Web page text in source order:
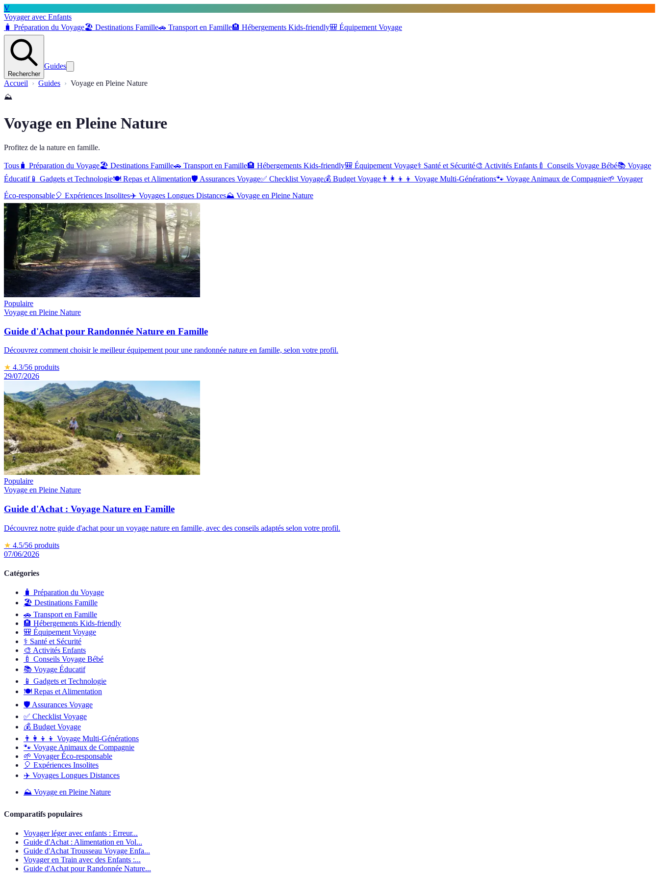
V
Voyager avec Enfants
🧳 Préparation du Voyage🏖️ Destinations Famille🚗 Transport en Famille🏨 Hébergements Kids-friendly🎒 Équipement Voyage
Rechercher
Guides
Accueil Guides
Voyage en Pleine Nature
⛰️
Voyage en Pleine Nature
Profitez de la nature en famille.
Tous 🧳 Préparation du Voyage🏖️ Destinations Famille🚗 Transport en Famille🏨 Hébergements Kids-friendly🎒 Équipement Voyage⚕️ Santé et Sécurité🎨 Activités Enfants 🍼 Conseils Voyage Bébé📚 Voyage
Éducatif📱 Gadgets et Technologie🍽️ Repas et Alimentation🛡️ Assurances Voyage✅ Checklist Voyage💰 Budget Voyage 👨‍👩‍👦‍👦 Voyage Multi-Générations🐾 Voyage Animaux de Compagnie🌱 Voyager
Éco-responsable🎈 Expériences Insolites✈️ Voyages Longues Distances⛰️ Voyage en Pleine Nature
Populaire
Voyage en Pleine Nature
Guide d'Achat pour Randonnée Nature en Famille
Découvrez comment choisir le meilleur équipement pour une randonnée nature en famille, selon votre profil.
★ 4.3/56 produits
29/07/2026
Populaire
Voyage en Pleine Nature
Guide d'Achat : Voyage Nature en Famille
Découvrez notre guide d'achat pour un voyage nature en famille, avec des conseils adaptés selon votre profil.
★ 4.5/56 produits
07/06/2026
Catégories
🧳 Préparation du Voyage
🏖️ Destinations Famille
🚗 Transport en Famille
🏨 Hébergements Kids-friendly
🎒 Équipement Voyage
⚕️ Santé et Sécurité
🎨 Activités Enfants
🍼 Conseils Voyage Bébé
📚 Voyage Éducatif
📱 Gadgets et Technologie
🍽️ Repas et Alimentation
🛡️ Assurances Voyage
✅ Checklist Voyage
💰 Budget Voyage
👨‍👩‍👦‍👦 Voyage Multi-Générations
🐾 Voyage Animaux de Compagnie
🌱 Voyager Éco-responsable
🎈 Expériences Insolites
✈️ Voyages Longues Distances
⛰️ Voyage en Pleine Nature
Comparatifs populaires
Voyager léger avec enfants : Erreur...
Guide d'Achat : Alimentation en Vol...
Guide d'Achat Trousseau Voyage Enfa...
Voyager en Train avec des Enfants :...
Guide d'Achat pour Randonnée Nature...